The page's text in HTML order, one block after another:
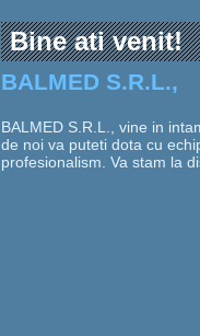
Bine ati venit!
BALMED S.R.L.,
BALMED S.R.L., vine in
de noi va puteti dota cu
profesionalism. Va stam la